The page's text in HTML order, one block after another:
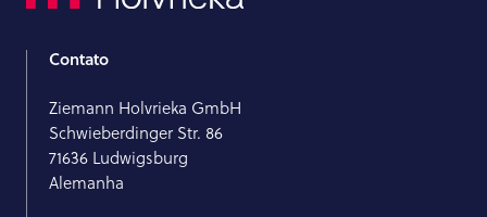
Contato
Ziemann Holvrieka GmbH
Schwieberdinger Str. 86
71636 Ludwigsburg
Alemanha